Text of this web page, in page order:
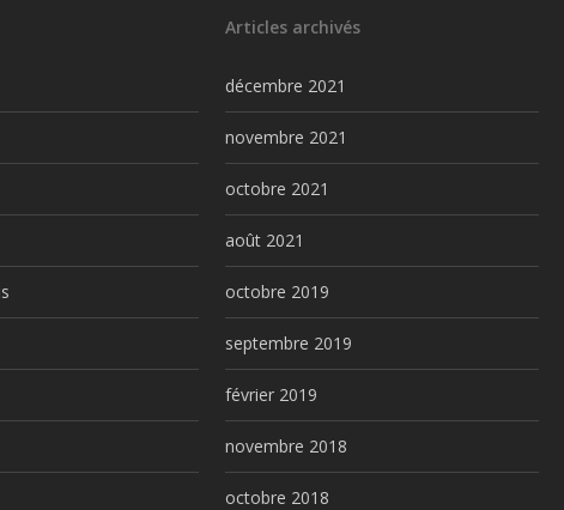
Articles archivés
décembre 2021
novembre 2021
octobre 2021
août 2021
octobre 2019
septembre 2019
février 2019
novembre 2018
octobre 2018